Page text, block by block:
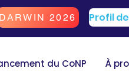
DARWIN 2026
du CoNP À